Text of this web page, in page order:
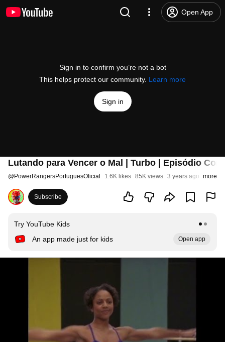
Open App
Sign in to confirm you’re not a bot
This helps protect our community. Learn more
Sign in
Lutando para Vencer o Mal | Turbo | Episódio
@PowerRangersPortuguesOficial 1.6K likes 85K views 3 years ago more
Subscribe
Try YouTube Kids
An app made just for kids
Open app